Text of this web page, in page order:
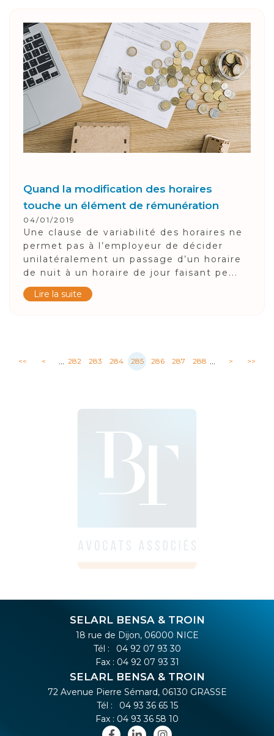
Quand la modification des horaires
touche un élément de rémunération
04/01/2019
Une clause de variabilité des horaires ne
permet pas à l’employeur de décider
unilatéralement un passage d’un horaire
de nuit à un horaire de jour faisant pe...
Lire la suite
<< < ... 282 283 284 285 286 287 288 ... > >>
SELARL BENSA & TROIN
18 rue de Dijon, 06000 NICE
Tél :
04 92 07 93 30
Fax : 04 92 07 93 31
SELARL BENSA & TROIN
72 Avenue Pierre Sémard, 06130 GRASSE
Tél :
04 93 36 65 15
Fax : 04 93 36 58 10